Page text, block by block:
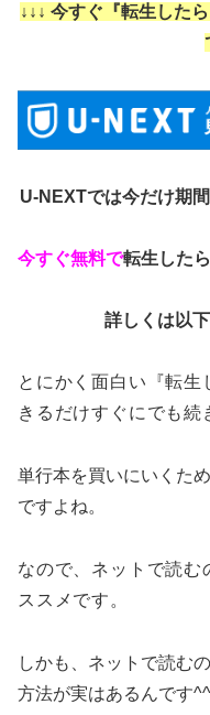
↓↓↓ 今すぐ『転生した
U-NEXTでは今だけ期
今すぐ無料で転生した
詳しくは以
とにかく面白い『転
きるだけすぐにでも続
単行本を買いにいくた
ですよね。
なので、ネットで読む
ススメです。
しかも、ネットで読む
方法が実はあるんです^^